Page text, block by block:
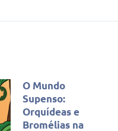
O Mundo
Supenso:
Orquídeas e
Bromélias na